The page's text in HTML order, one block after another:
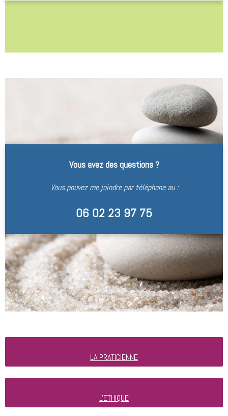
Vous avez des questions ?
Vous pouvez me joindre par téléphone au :
06 02 23 97 75
LA PRATICIENNE
L'ETHIQUE